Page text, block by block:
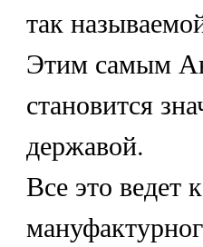
так
Этим самым
становится
державой.
Все это ведет